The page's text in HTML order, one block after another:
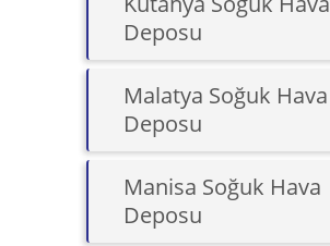
Deposu
Malatya Soğuk Hava
Deposu
Manisa Soğuk Hava
Deposu